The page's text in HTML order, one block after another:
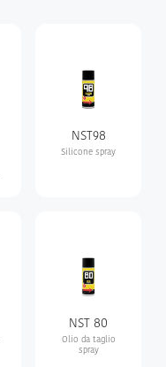
NST98
Silicone spray
NST 80
Olio da taglio
spray